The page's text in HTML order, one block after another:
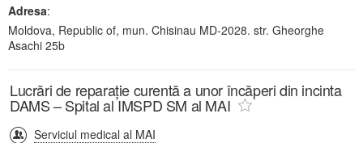
Adresa:
Moldova, Republic of, mun. Chisinau MD-2028. str. Gheorghe
Asachi 25b
Lucrări de reparație curentă a unor încăperi din incinta
DAMS – Spital al IMSPD SM al MAI
Serviciul medical al MAI